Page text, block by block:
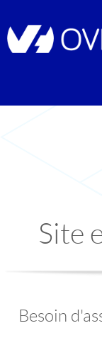
Site
Besoin